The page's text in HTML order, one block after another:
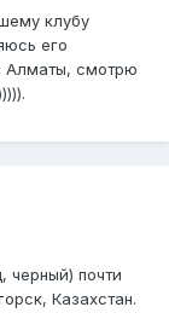
клубу
его
Алматы, смотрю
черный) почти
Казахстан.